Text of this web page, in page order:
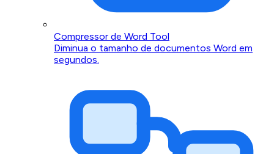
Compressor de Word Tool
Diminua o tamanho de documentos Word em
segundos.